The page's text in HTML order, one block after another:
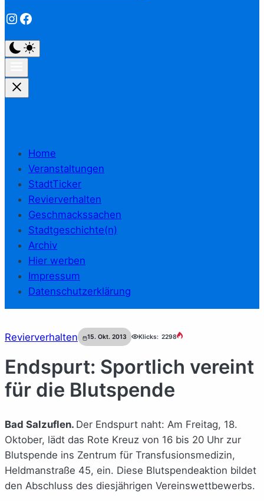
Instagram
Facebook
Home
Veranstaltungen
StadtTicker
Revierverhalten
Geschmackssachen
Stadtgeschichte(n)
Archiv
Hier werben
Impressum
Datenschutzerklärung
Revierverhalten 15. Okt. 2013 Klicks: 2298
Endspurt: Sportlich vereint
für die Blutspende
Bad Salzuflen. Der Endspurt naht: Am Freitag, 18.
Oktober, lädt das Rote Kreuz von 16 bis 20 Uhr zur
Blutspende ins Zentrum für Transfusionsmedizin,
Heldmanstraße 45, ein. Diese Blutspendeaktion bildet
den Abschluss des diesjährigen Vereinswettbewerbs.